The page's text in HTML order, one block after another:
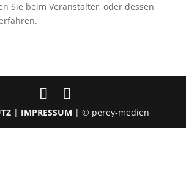
Sie beim Veranstalter, oder dessen
| IMPRESSUM | © perey-medien